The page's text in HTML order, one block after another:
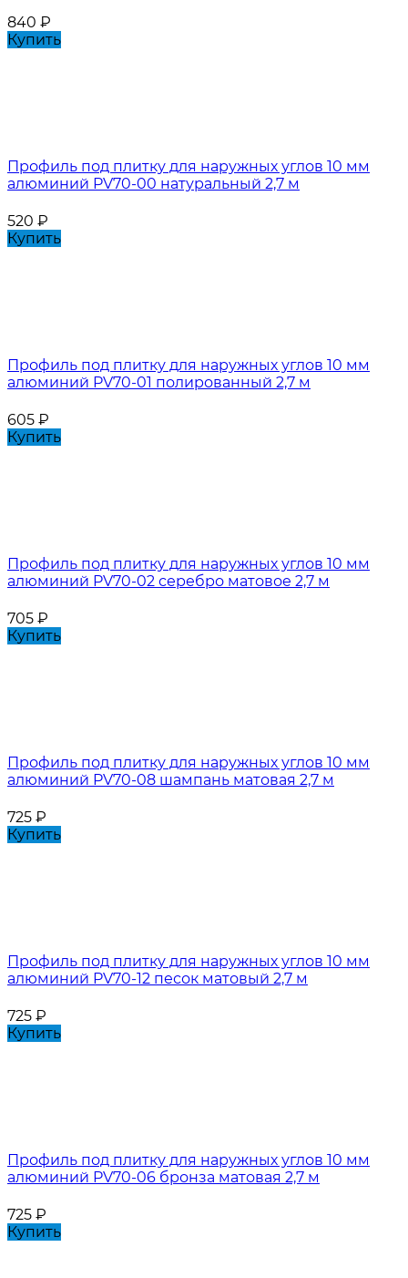
840 ₽
Купить
Профиль под плитку для наружных углов 10 мм
алюминий PV70-00 натуральный 2,7 м
520 ₽
Купить
Профиль под плитку для наружных углов 10 мм
алюминий PV70-01 полированный 2,7 м
605 ₽
Купить
Профиль под плитку для наружных углов 10 мм
алюминий PV70-02 серебро матовое 2,7 м
705 ₽
Купить
Профиль под плитку для наружных углов 10 мм
алюминий PV70-08 шампань матовая 2,7 м
725 ₽
Купить
Профиль под плитку для наружных углов 10 мм
алюминий PV70-12 песок матовый 2,7 м
725 ₽
Купить
Профиль под плитку для наружных углов 10 мм
алюминий PV70-06 бронза матовая 2,7 м
725 ₽
Купить